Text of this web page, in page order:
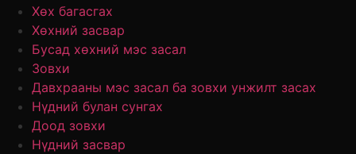
Хөх багасгах
Хөхний засвар
Бусад хөхний мэс засал
Зовхи
Давхрааны мэс засал ба зовхи унжилт засах
Нүдний булан сунгах
Доод зовхи
Нүдний засвар